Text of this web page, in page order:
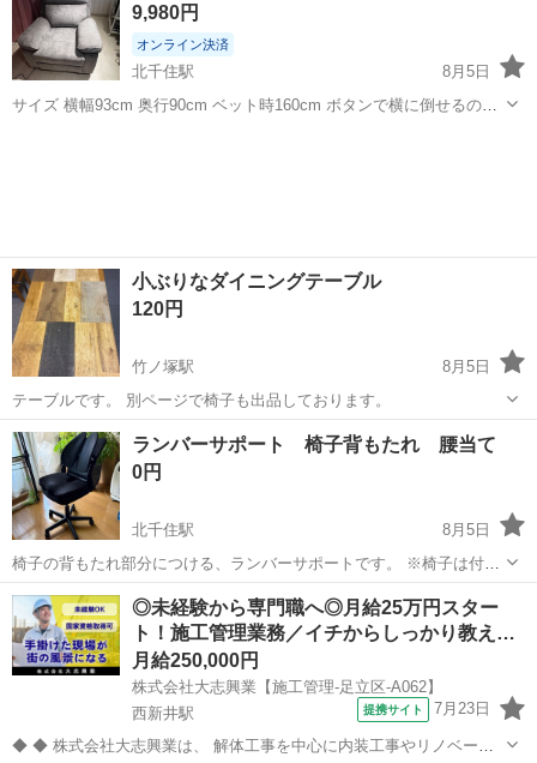
https://www.i...
9,980円
オンライン決済
北千住駅
8月5日
サイズ 横幅93cm 奥行90cm ベット時160cm ボタンで横に倒せるので
小ぶりなダイニングテーブル
120円
竹ノ塚駅
8月5日
テーブルです。 別ページで椅子も出品しております。
東京 足立区 竹ノ塚駅 ダイニングセット
ランバーサポート 椅子背もたれ 腰当て
0円
北千住駅
8月5日
椅子の背もたれ部分につける、ランバーサポートです。 ※椅子は付い
ておりません。 バネがついていて、背中にフィットし、猫背などを解
消してくれます。 購入したサイトの写真はこちらになります。 [楽天]
#Rakutenic...
東京 足立区 北千住駅 椅子 テレワーク
◎未経験から専門職へ◎月給25万円スター
ト！施工管理業務／イチからしっかり教え…
月給250,000円
株式会社大志興業【施工管理-足立区-A062】
西新井駅
提携サイト 7月23日
◆ ◆ 株式会社大志興業は、 解体工事を中心に内装工事やリノベーシ